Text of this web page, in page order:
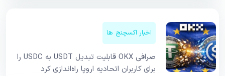
اخبار اکسچنج ها
صرافی OKX قابلیت تبدیل USDT به USDC را
برای کاربران اتحادیه اروپا راه‌اندازی کرد